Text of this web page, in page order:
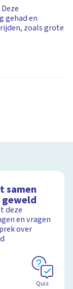
gehad en
zoals grote
samen
deze
en vragen
over
Quiz